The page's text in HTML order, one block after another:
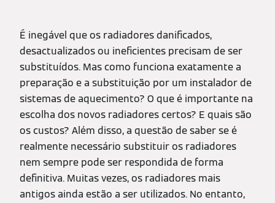
É inegável que os radiadores danificados,
desactualizados ou ineficientes precisam de ser
substituídos. Mas como funciona exatamente a
preparação e a substituição por um instalador de
sistemas de aquecimento? O que é importante na
escolha dos novos radiadores certos? E quais são
os custos? Além disso, a questão de saber se é
realmente necessário substituir os radiadores
nem sempre pode ser respondida de forma
definitiva. Muitas vezes, os radiadores mais
antigos ainda estão a ser utilizados. No entanto,